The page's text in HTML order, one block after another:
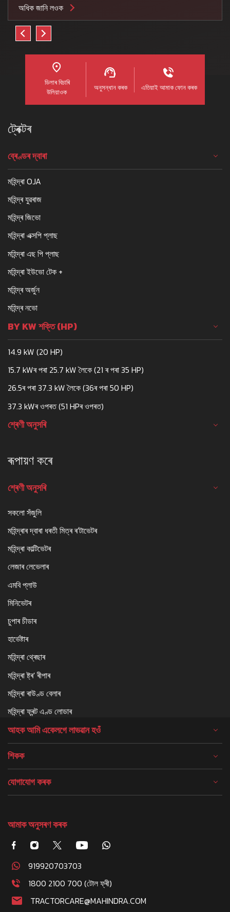
অধিক জানি লওক
ডিলাৰ বিচাৰি
উলিয়াওক
অনুসন্ধান কৰক এতিয়াই আমাক ফোন কৰক
ট্ৰেক্টৰ
ব্ৰেণ্ডৰ দ্বাৰা
মহিন্দ্ৰা OJA
মহিন্দ্ৰ যুৱৰাজ
মহিন্দ্ৰ জিভো
মহিন্দ্ৰা এক্সপি প্লাছ
মহিন্দ্ৰা এছ পি প্লাছ
মহিন্দ্ৰা ইউভো টেক +
মহিন্দ্ৰ অৰ্জুন
মহিন্দ্ৰ নভো
BY KW শক্তি (HP)
14.9 kW (20 HP)
15.7 kWৰ পৰা 25.7 kW লৈকে (21 ৰ পৰা 35 HP)
26.5ৰ পৰা 37.3 kW লৈকে (36ৰ পৰা 50 HP)
37.3 kWৰ ওপৰত (51 HPৰ ওপৰত)
শ্ৰেণী অনুসৰি
ৰূপায়ণ কৰে
শ্ৰেণী অনুসৰি
সকলো সঁজুলি
মহিন্দ্ৰাৰ দ্বাৰা ধৰতী মিত্ৰ ৰ'টাভেটৰ
মহিন্দ্ৰা কাল্টিভেটৰ
লেজাৰ লেভেলাৰ
এমবি প্লাউ
মিনিভেটৰ
চুপাৰ চীডাৰ
হাৰ্ভেষ্টাৰ
মহিন্দ্ৰা থ্ৰেছাৰ
মহিন্দ্ৰা ষ্ট্ৰ' ৰীপাৰ
মহিন্দ্ৰা ৰাউণ্ড বেলাৰ
মহিন্দ্ৰা ফ্ৰন্ট এণ্ড লোডাৰ
আহক আমি একেলগে লাভৱান হওঁ
শিকক
যোগাযোগ কৰক
আমাক অনুসৰণ কৰক
919920703703
1800 2100 700 (টোল ফ্ৰী)
TRACTORCARE@MAHINDRA.COM